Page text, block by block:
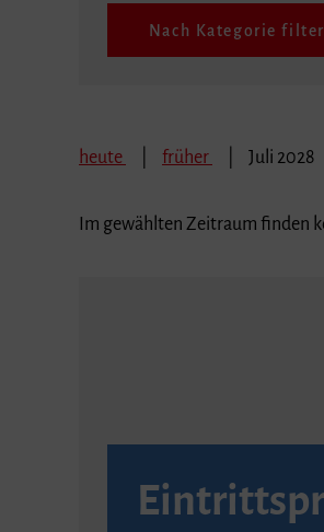
Nach Kategorie
heute früher Juli 2028
Im gewählten Zeitraum finden